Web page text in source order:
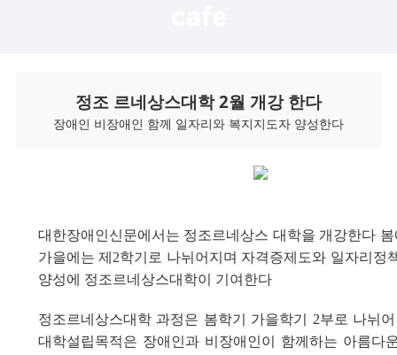
정조 르네상스대학 2월 개강 한다
장애인 비장애인 함께 일자리와 복지지도자 양성한다
대한장애인신문에서는 정조르네상스 대학을 개강한다
가을에는 제2학기로 나뉘어지며 자격증제도와 일자리정
양성에 정조르네상스대학이 기여한다
정조르네상스대학 과정은 봄학기 가을학기 2부로 나뉘
대학설립목적은 장애인과 비장애인이 함께하는 아름다